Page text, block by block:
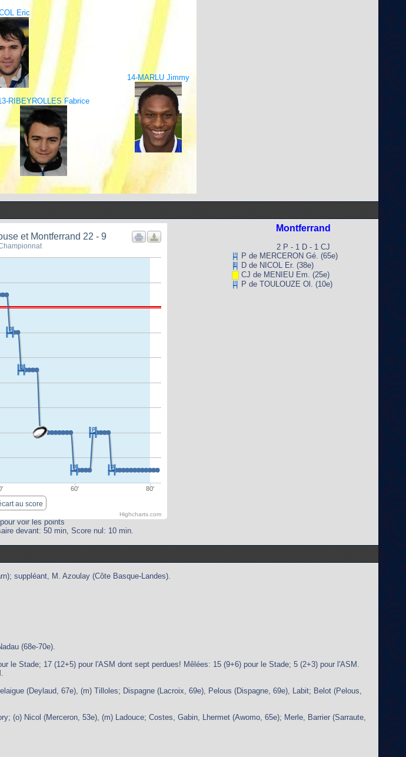
Eric
14-MARLU Jimmy
RIBEYROLLES Fabrice
et Montferrand 22 - 9
au score
60' 80'
Highcharts.com
voir les points
devant: 50 min, Score nul: 10 min.
Montferrand
2 P - 1 D - 1 CJ
P de MERCERON Gé. (65e)
D de NICOL Er. (38e)
CJ de MENIEU Em. (25e)
P de TOULOUZE Ol. (10e)
suppléant, M. Azoulay (Côte Basque-Landes).
(68e-70e).
le Stade; 17 (12+5) pour l'ASM dont sept perdues! Mêlées: 15 (9+6) pour le Stade; 5 (2+3) pour l'ASM.
(Deylaud, 67e), (m) Tilloles; Dispagne (Lacroix, 69e), Pelous (Dispagne, 69e), Labit; Belot (Pelous,
(o) Nicol (Merceron, 53e), (m) Ladouce; Costes, Gabin, Lhermet (Awomo, 65e); Merle, Barrier (Sarraute,